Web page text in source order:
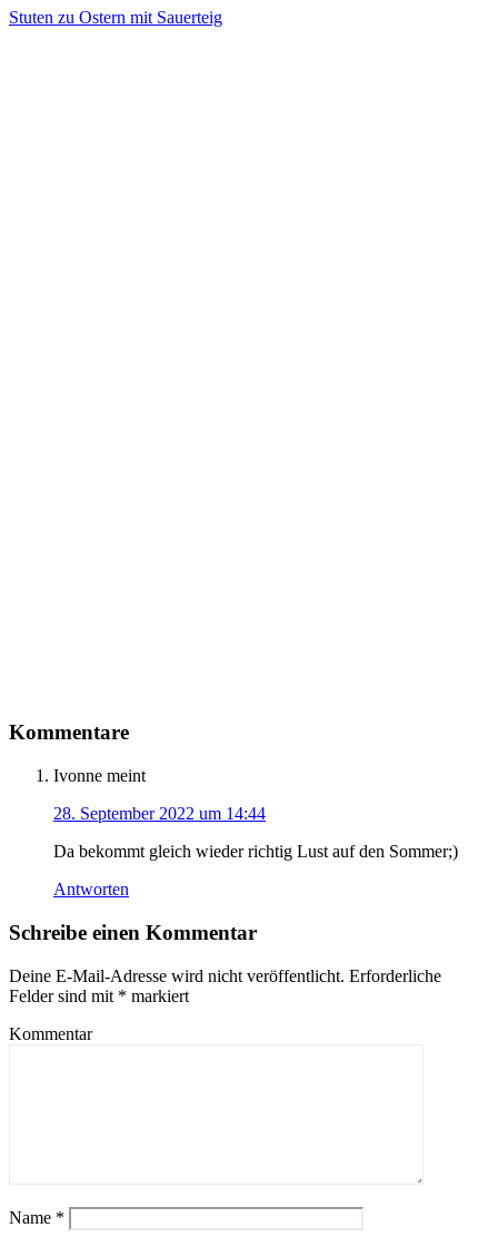
Stuten zu Ostern mit Sauerteig
Kommentare
Ivonne meint
28. September 2022 um 14:44
Da bekommt gleich wieder richtig Lust auf den Sommer;)
Antworten
Schreibe einen Kommentar
Deine E-Mail-Adresse wird nicht veröffentlicht. Erforderliche
Felder sind mit * markiert
Kommentar
Name *